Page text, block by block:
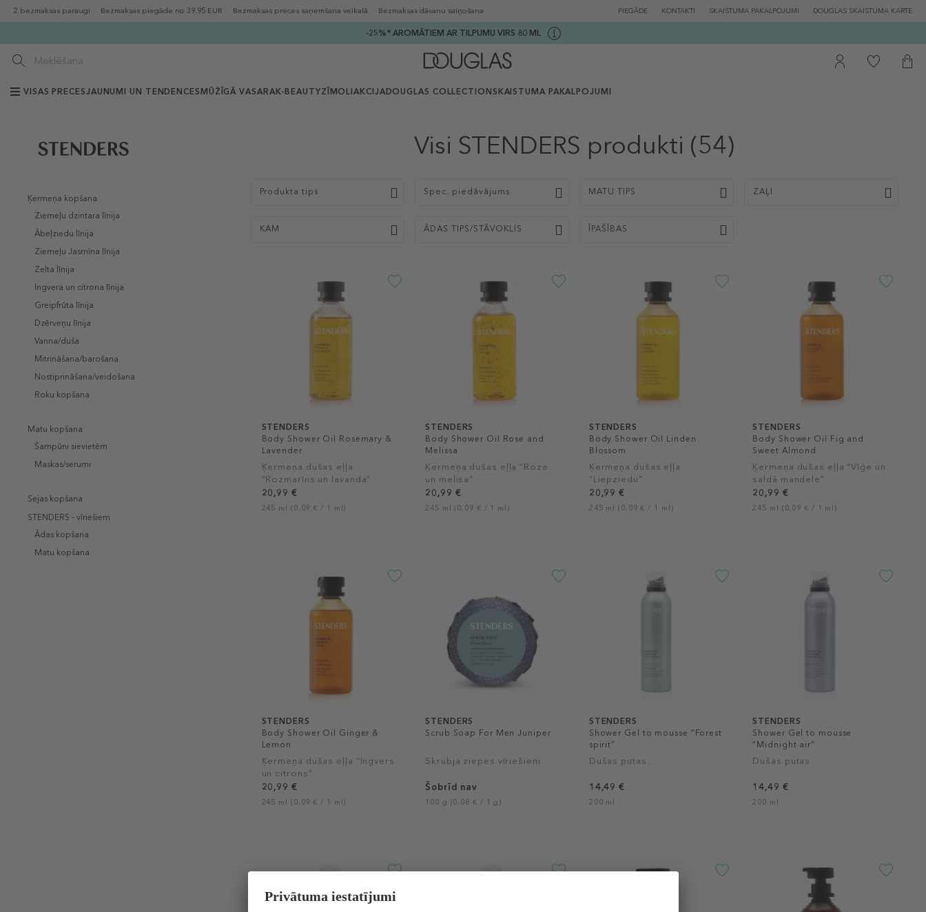
2 bezmaksas paraugi Bezmaksas piegāde no 39.95 EUR Bezmaksas preces saņemšana veikalā Bezmaksas dāvanu saiņošana PIEGĀDE KONTAKTI SKAISTUMA PAKALPOJUMI DOUGLAS SKAISTUMA KARTE
-25%* AROMĀTIEM AR TILPUMU VIRS 80 ML
VISAS PRECESJAUNUMI UN TENDENCES MŪŽĪGĀ VASARAK-BEAUTYZĪMOLIAKCIJADOUGLAS COLLECTION SKAISTUMA PAKALPOJUMI
Ķermeņa kopšana
Ziemeļu dzintara līnija
Ābeļziedu līnija
Ziemeļu Jasmīna līnija
Zelta līnija
Ingvera un citrona līnija
Greipfrūta līnija
Dzērveņu līnija
Vanna/duša
Mitrināšana/barošana
Nostiprināšana/veidošana
Roku kopšana
Matu kopšana
Šampūni sievietēm
Maskas/serumi
Sejas kopšana
STENDERS - vīriešiem
Ādas kopšana
Matu kopšana
Visi STENDERS produkti (54)
Produkta tips Spec. piedāvājums MATU TIPS ZAĻI
KAM ĀDAS TIPS/STĀVOKLIS ĪPAŠĪBAS
STENDERS
Body Shower Oil Rosemary &
Lavender
Ķermeņa dušas eļļa
“Rozmarīns un lavanda”
20,99 €
245 ml (0,09 € / 1 ml)
STENDERS
Body Shower Oil Rose and
Melissa
Ķermeņa dušas eļļa “Roze
un melisa”
20,99 €
245 ml (0,09 € / 1 ml)
STENDERS
Body Shower Oil Linden
Blossom
Ķermeņa dušas eļļa
“Liepziedu”
20,99 €
245 ml (0,09 € / 1 ml)
STENDERS
Body Shower Oil Fig and
Sweet Almond
Ķermeņa dušas eļļa “Vīģe un
saldā mandele”
20,99 €
245 ml (0,09 € / 1 ml)
STENDERS
Body Shower Oil Ginger &
Lemon
Ķermeņa dušas eļļa “Ingvers
un citrons”
20,99 €
245 ml (0,09 € / 1 ml)
STENDERS
Scrub Soap For Men Juniper
Skrubja ziepes vīriešiem
Šobrīd nav
100 g (0,08 € / 1 g)
STENDERS
Shower Gel to mousse “Forest
spirit”
Dušas putas
14,49 €
200 ml
STENDERS
Shower Gel to mousse
“Midnight air”
Dušas putas
14,49 €
200 ml